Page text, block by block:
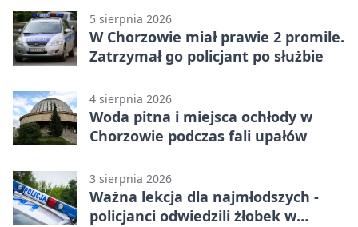
5 sierpnia 2026
W Chorzowie miał prawie 2 promile.
Zatrzymał go policjant po służbie
4 sierpnia 2026
Woda pitna i miejsca ochłody w
Chorzowie podczas fali upałów
3 sierpnia 2026
Ważna lekcja dla najmłodszych -
policjanci odwiedzili żłobek w